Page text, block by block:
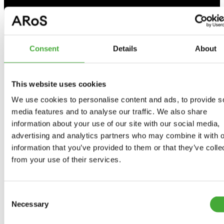
Consent Details About
This website uses cookies
We use cookies to personalise content and ads, to provide
media features and to analyse our traffic. We also share
information about your use of our site with our social media,
advertising and analytics partners who may combine it with
information that you’ve provided to them or that they’ve
from your use of their services.
Selection
Necessary
As Seen Below
Your rainbow panorama
Samlingen
Program 2026
ARoS Talks